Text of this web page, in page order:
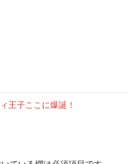
王子ここに爆誕！